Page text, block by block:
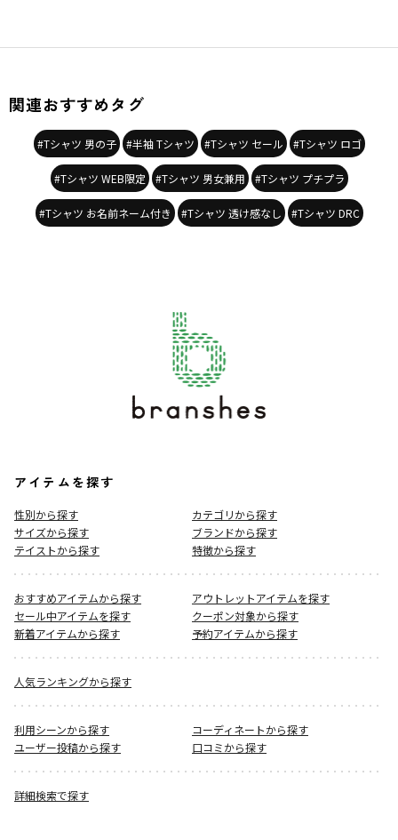
関連おすすめタグ
#Tシャツ 男の子 #半袖 Tシャツ #Tシャツ セール #Tシャツ ロゴ
#Tシャツ WEB限定 #Tシャツ 男女兼用 #Tシャツ プチプラ
#Tシャツ お名前ネーム付き #Tシャツ 透け感なし #Tシャツ DRC
アイテムを探す
性別から探す
カテゴリから探す
サイズから探す
ブランドから探す
テイストから探す
特徴から探す
おすすめアイテムから探す
アウトレットアイテムを探す
セール中アイテムを探す
クーポン対象から探す
新着アイテムから探す
予約アイテムから探す
人気ランキングから探す
利用シーンから探す
コーディネートから探す
ユーザー投稿から探す
口コミから探す
詳細検索で探す